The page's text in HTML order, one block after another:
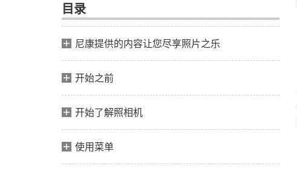
目录
尼康提供的内容让您尽享照片之乐
开始之前
开始了解照相机
使用菜单